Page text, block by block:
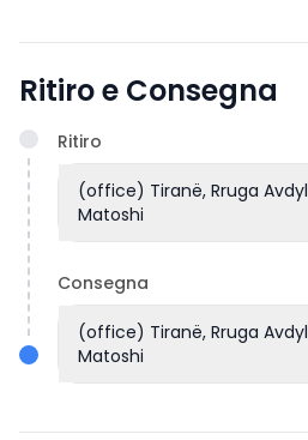
Ritiro e Consegna
Ritiro
(office) Tiranë, Rruga Avdyl
Matoshi
Consegna
(office) Tiranë, Rruga Avdyl
Matoshi